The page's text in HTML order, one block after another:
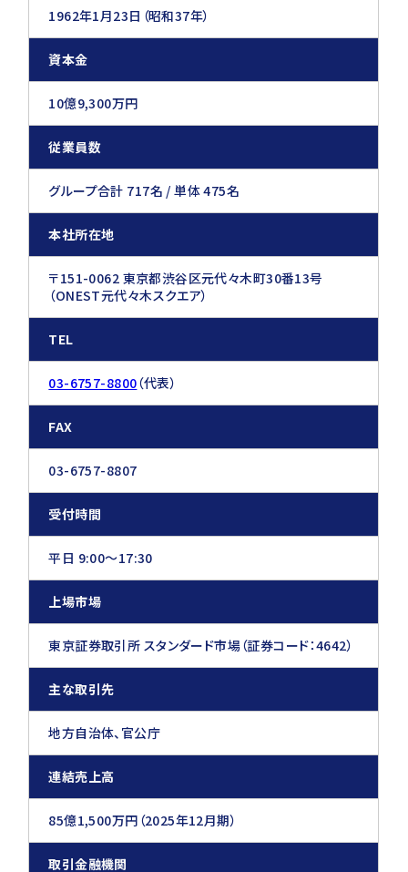
1962年1月23日（昭和37年）
資本金
10億9,300万円
従業員数
グループ合計 717名 / 単体 475名
本社所在地
〒151-0062 東京都渋谷区元代々木町30番13号
（ONEST元代々木スクエア）
TEL
03-6757-8800（代表）
FAX
03-6757-8807
受付時間
平日 9:00〜17:30
上場市場
東京証券取引所 スタンダード市場（証券コード：4642）
主な取引先
地方自治体、官公庁
連結売上高
85億1,500万円（2025年12月期）
取引金融機関